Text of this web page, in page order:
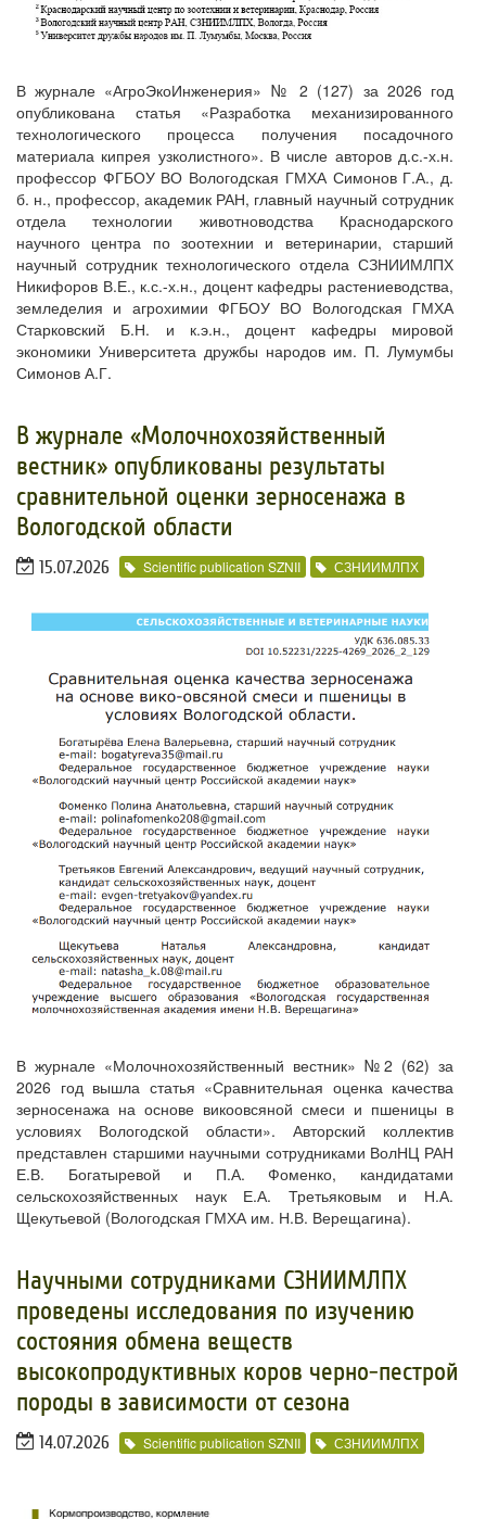
В журнале «АгроЭкоИнженерия» № 2 (127) за 2026 год
опубликована статья «Разработка механизированного
технологического процесса получения посадочного
материала кипрея узколистного». В числе авторов д.с.-х.н.
профессор ФГБОУ ВО Вологодская ГМХА Симонов Г.А., д.
б. н., профессор, академик РАН, главный научный сотрудник
отдела технологии животноводства Краснодарского
научного центра по зоотехнии и ветеринарии, старший
научный сотрудник технологического отдела СЗНИИМЛПХ
Никифоров В.Е., к.с.-х.н., доцент кафедры растениеводства,
земледелия и агрохимии ФГБОУ ВО Вологодская ГМХА
Старковский Б.Н. и к.э.н., доцент кафедры мировой
экономики Университета дружбы народов им. П. Лумумбы
Симонов А.Г.
В журнале «Молочнохозяйственный
вестник» опубликованы результаты
сравнительной оценки зерносенажа в
Вологодской области
15.07.2026 Scientific publication SZNII СЗНИИМЛПХ
В журнале «Молочнохозяйственный вестник» №2 (62) за
2026 год вышла статья «Сравнительная оценка качества
зерносенажа на основе викоовсяной смеси и пшеницы в
условиях Вологодской области». Авторский коллектив
представлен старшими научными сотрудниками ВолНЦ РАН
Е.В. Богатыревой и П.А. Фоменко, кандидатами
сельскохозяйственных наук Е.А. Третьяковым и Н.А.
Щекутьевой (Вологодская ГМХА им. Н.В. Верещагина).
Научными сотрудниками СЗНИИМЛПХ
проведены исследования по изучению
состояния обмена веществ
высокопродуктивных коров черно-пестрой
породы в зависимости от сезона
14.07.2026 Scientific publication SZNII СЗНИИМЛПХ